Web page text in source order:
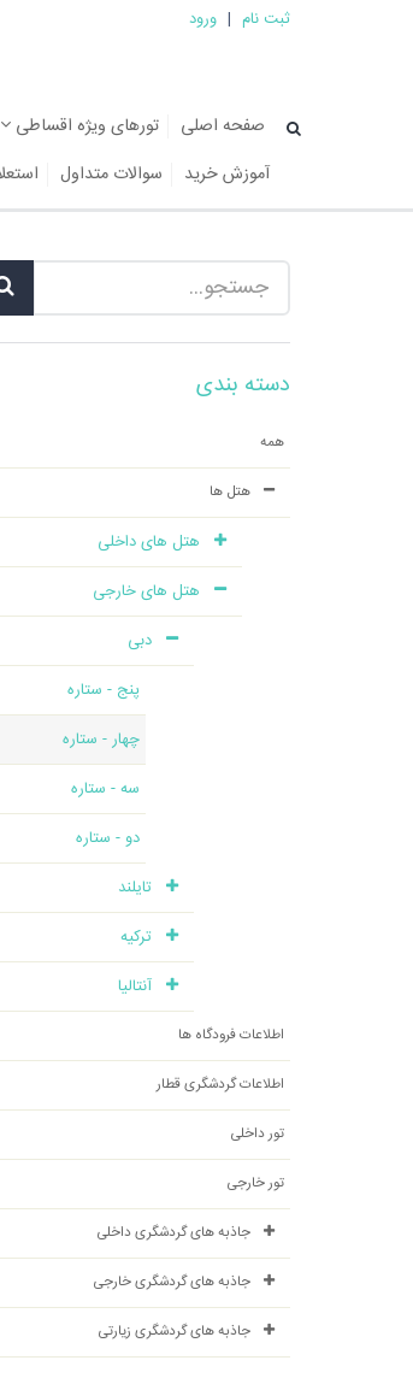
ثبت نام | ورود
صفحه اصلی تورهای ویژه اقساطی
آموزش خرید
سوالات متداول
دسته بندی
همه
هتل ها
هتل های داخلی
هتل های خارجی
دبی
پنج - ستاره
چهار - ستاره
سه - ستاره
دو - ستاره
تایلند
ترکیه
آنتالیا
اطلاعات فرودگاه ها
اطلاعات گردشگری قطار
تور داخلی
تور خارجی
جاذبه های گردشگری داخلی
جاذبه های گردشگری خارجی
جاذبه های گردشگری زیارتی